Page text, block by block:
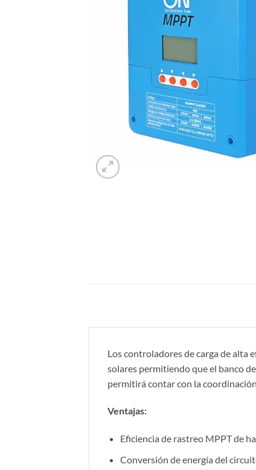
Los controladores de carga de alta
solares permitiendo que el banco
permitirá contar con la
Ventajas:
Eficiencia de rastreo MPPT de
Conversión de energía del